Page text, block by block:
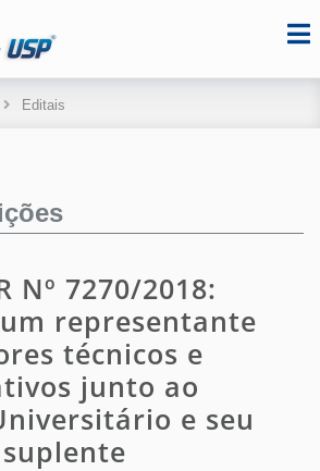
Editais
Nº 7270/2018:
representante
técnicos e
junto ao
e seu